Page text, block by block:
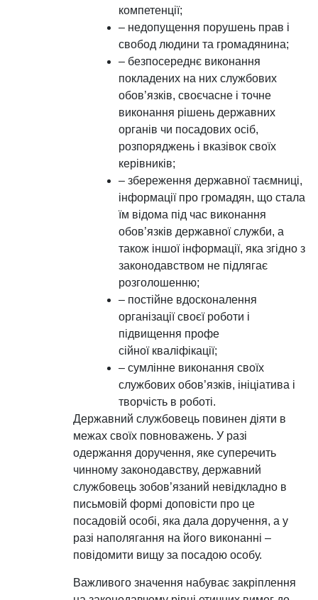
компетенції;
– недопущення порушень прав і
свобод людини та громадянина;
– безпосереднє виконання
покладених на них службових
обов’язків, своєчасне і точне
виконання рішень державних
органів чи посадових осіб,
розпоряджень і вказівок своїх
керівників;
– збереження державної таємниці,
інформації про громадян, що стала
їм відома під час виконання
обов’язків державної служби, а
також іншої інформації, яка згідно з
законодавством не підлягає
розголошенню;
– постійне вдосконалення
організації своєї роботи і
підвищення профе
сійної кваліфікації;
– сумлінне виконання своїх
службових обов’язків, ініціатива і
творчість в роботі.
Державний службовець повинен діяти в
межах своїх повноважень. У разі
одержання доручення, яке суперечить
чинному законодавству, державний
службовець зобов’язаний невідкладно в
письмовій формі доповісти про це
посадовій особі, яка дала доручення, а у
разі наполягання на його виконанні –
повідомити вищу за посадою особу.
Важливого значення набуває закріплення